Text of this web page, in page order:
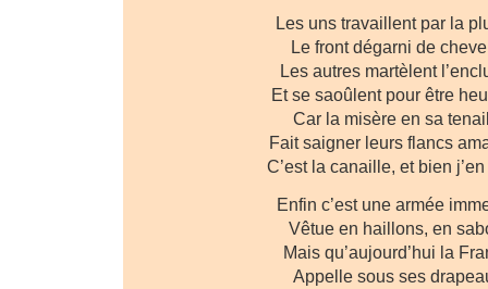
Les uns travaillent par la
Le front dégarni de
Les autres martèlent
Et se saoûlent pour être
Car la misère en sa
Fait saigner leurs flancs
C’est la canaille, et bien
Enfin c’est une armée
Vêtue en haillons, en
Mais qu’aujourd’hui la
Appelle sous ses